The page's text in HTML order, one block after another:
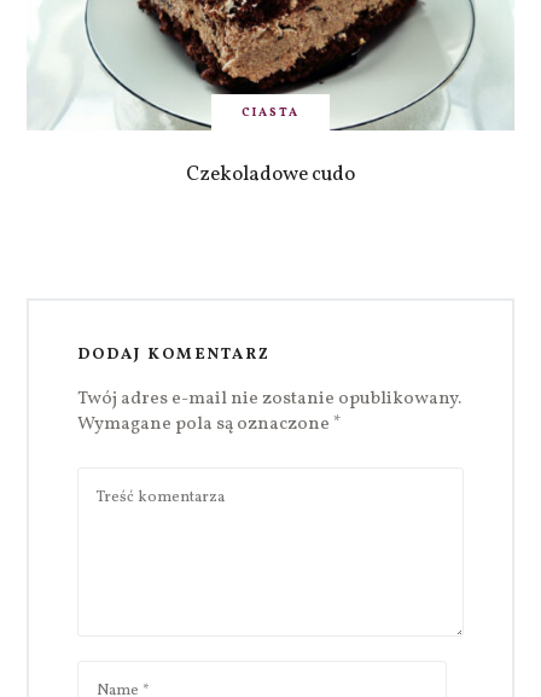
CIASTA
Czekoladowe cudo
DODAJ KOMENTARZ
Twój adres e-mail nie zostanie opublikowany.
Wymagane pola są oznaczone *